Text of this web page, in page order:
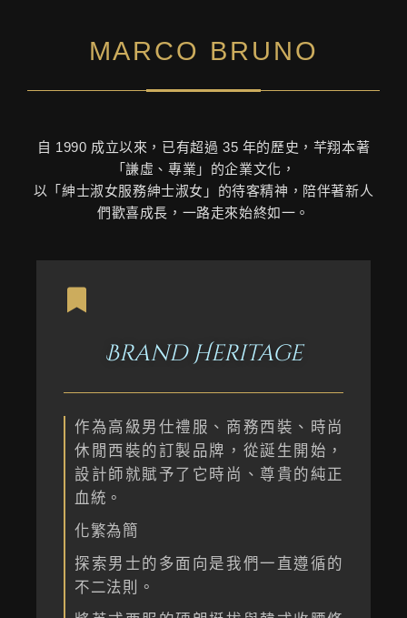
MARCO BRUNO
自 1990 成立以來，已有超過 35 年的歷史，芊翔本著
「謙虛、專業」的企業文化，
以「紳士淑女服務紳士淑女」的待客精神，陪伴著新人
們歡喜成長，一路走來始終如一。
Brand Heritage
作為高級男仕禮服、商務西裝、時尚
休閒西裝的訂製品牌，從誕生開始，
設計師就賦予了它時尚、尊貴的純正
血統。
化繁為簡
探索男士的多面向是我們一直遵循的
不二法則。